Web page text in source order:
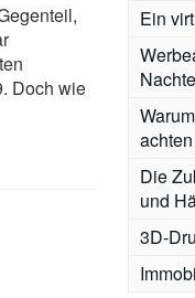
Doch wie
Ein
Die
und
3D-